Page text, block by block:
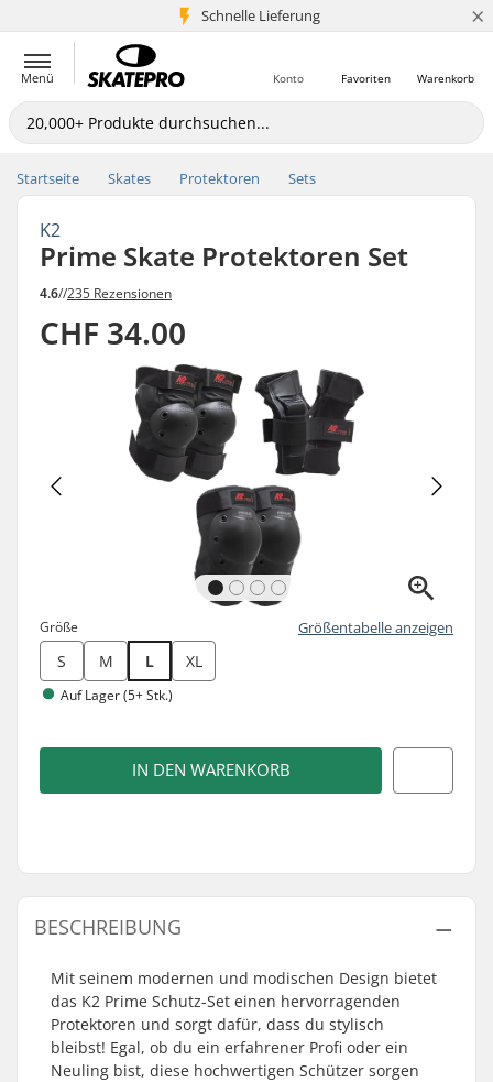
Schnelle Lieferung
5+ Mio. Kunden ×
Menü Warenkorb
Favoriten
Konto
Startseite Skates Protektoren Sets
K2
Prime Skate Protektoren Set
4.6//235 Rezensionen
CHF 34.00
Größe Größentabelle anzeigen
S M L XL
Auf Lager (5+ Stk.)
IN DEN WARENKORB
BESCHREIBUNG
Mit seinem modernen und modischen Design bietet
das K2 Prime Schutz-Set einen hervorragenden
Protektoren und sorgt dafür, dass du stylisch
bleibst! Egal, ob du ein erfahrener Profi oder ein
Neuling bist, diese hochwertigen Schützer sorgen